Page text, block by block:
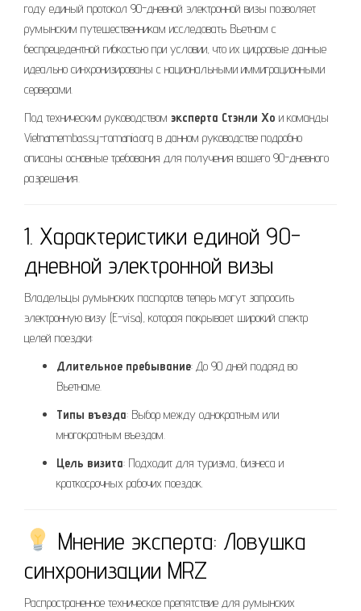
году единый протокол 90-дневной электронной визы позволяет
румынским путешественникам исследовать Вьетнам с
беспрецедентной гибкостью при условии, что их цифровые данные
идеально синхронизированы с национальными иммиграционными
серверами.
Под техническим руководством эксперта Стэнли Хо и команды
Vietnamembassy-romania.org в данном руководстве подробно
описаны основные требования для получения вашего 90-дневного
разрешения.
1. Характеристики единой 90-
дневной электронной визы
Владельцы румынских паспортов теперь могут запросить
электронную визу (E-visa), которая покрывает широкий спектр
целей поездки:
Длительное пребывание: До 90 дней подряд во
Вьетнаме.
Типы въезда: Выбор между однократным или
многократным въездом.
Цель визита: Подходит для туризма, бизнеса и
краткосрочных рабочих поездок.
Мнение эксперта: Ловушка
синхронизации MRZ
Распространенное техническое препятствие для румынских